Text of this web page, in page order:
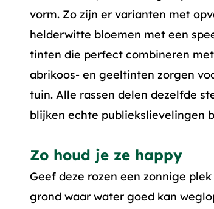
vorm. Zo zijn er varianten met
helderwitte bloemen met een
tinten die perfect combineren
abrikoos- en geeltinten zorgen
tuin. Alle rassen delen dezelfde
blijken echte publiekslievelingen
Zo houd je ze happy
Geef deze rozen een zonnige
grond waar water goed kan